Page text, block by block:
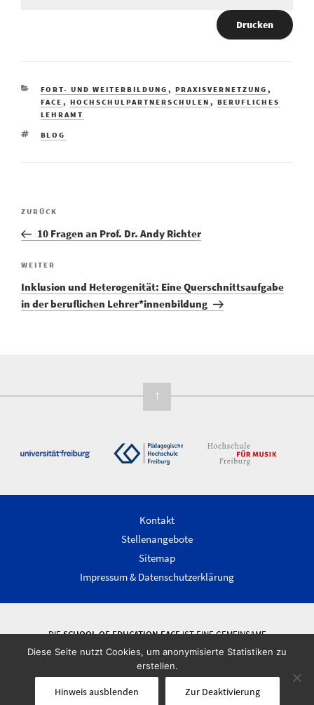
Drucken
FORT- UND WEITERBILDUNG , PRAXISVERNETZUNG ,
FACE , HOCHSCHULPARTNERSCHULEN , BERUFLICHES
LEHRAMT
BLOG
ZURÜCK
10 Fragen an Prof. Dr. Andy Richter
WEITER
Inklusion und Heterogenität: Eine Querschnittsaufgabe
in der beruflichen Lehrer*innenbildung
↑
Kontakt
Stellenangebote
Sitemap
Impressum & Datenschutzerklärung
DIESCHOOL OF EDUCATION FACEIST EINE GEMEINSAME
WISSENSCHAFTLICHE EINRICHTUNG DER ALBERT-LUDWIGS-UNIVERSITÄT
FREIBURG, DER PÄDAGOGISCHEN HOCHSCHULE FREIBURG UND DER
HOCHSCHULE FÜR MUSIK FREIBURG.
Diese Seite nutzt Cookies, um anonymisierte Statistiken zu
erstellen.
Hinweis ausblenden Zur Deaktivierung